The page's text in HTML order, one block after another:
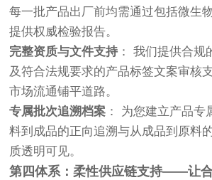
每一批产品出厂前均需通过包括微生
提供权威检验报告。
完整资质与文件支持 ： 我们提供合
及符合法规要求的产品标签文案审核
市场流通铺平道路。
专属批次追溯档案 ： 为您建立产品专
料到成品的正向追溯与从成品到原料
质透明可见。
第四体系：柔性供应链支持——让